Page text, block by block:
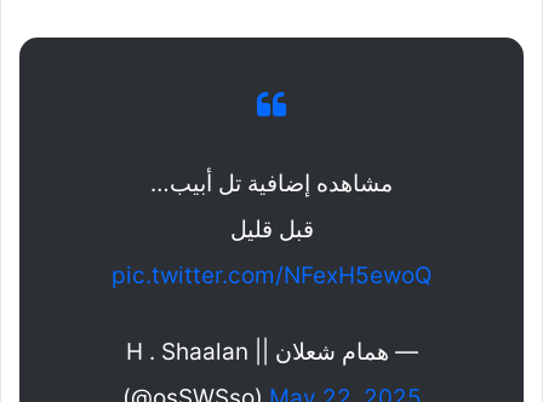
مشاهده إضافية تل أبيب…
قبل قليل
pic.twitter.com/NFexH5ewoQ
— همام شعلان || H . Shaalan